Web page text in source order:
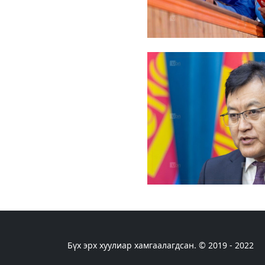
Бүх эрх хуулиар хамгаалагдсан. © 2019 - 2022